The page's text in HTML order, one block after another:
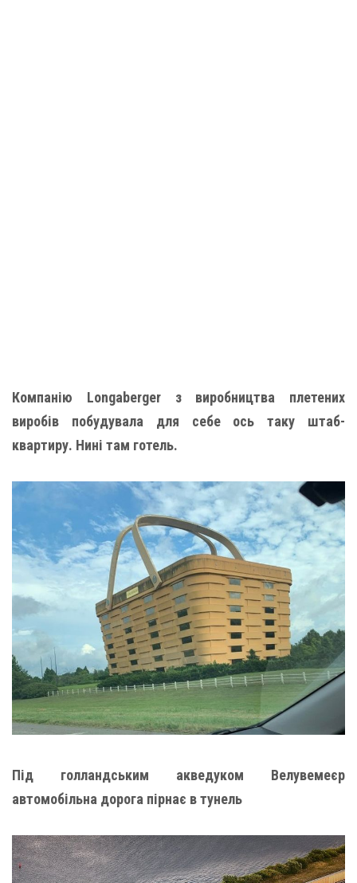
Компанію Longaberger з виробництва плетених
виробів побудувала для себе ось таку штаб-
квартиру. Нині там готель.
Під голландським акведуком Велувемеєр
автомобільна дорога пірнає в тунель